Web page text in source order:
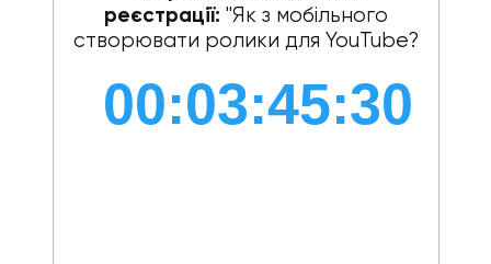
реєстрації: "Як з мобільного
створювати ролики для YouTube?
00:03:44:32